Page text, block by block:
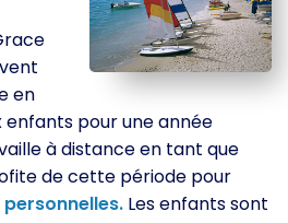
en
pour une année
à distance en tant que
de cette période pour
personnelles. Les enfants sont